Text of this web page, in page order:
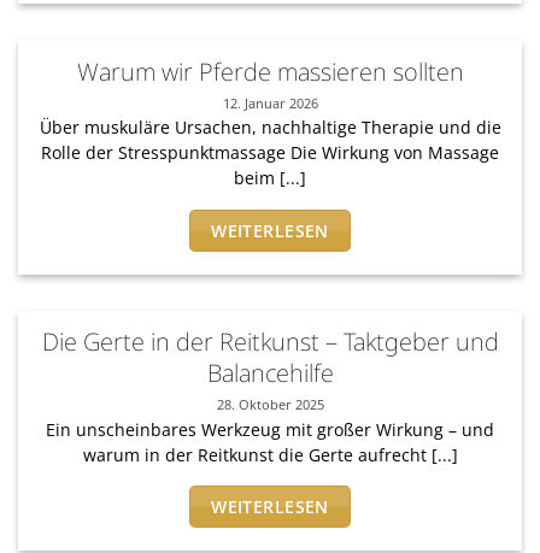
Warum wir Pferde massieren sollten
12. Januar 2026
Über muskuläre Ursachen, nachhaltige Therapie und die
Rolle der Stresspunktmassage Die Wirkung von Massage
beim [...]
WEITERLESEN
Die Gerte in der Reitkunst – Taktgeber und
Balancehilfe
28. Oktober 2025
Ein unscheinbares Werkzeug mit großer Wirkung – und
warum in der Reitkunst die Gerte aufrecht [...]
WEITERLESEN